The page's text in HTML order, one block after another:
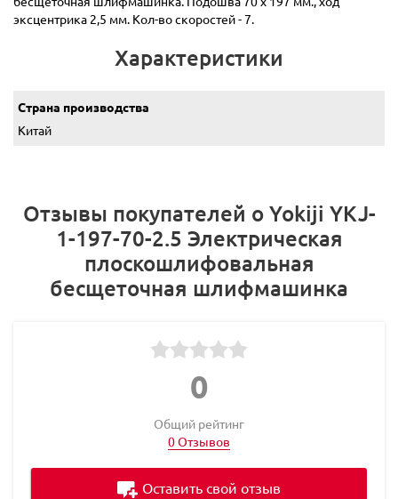
эксцентрика 2,5 мм. Кол-во скоростей - 7.
Характеристики
Страна производства
Китай
Отзывы покупателей о Yokiji YKJ-
1-197-70-2.5 Электрическая
плоскошлифовальная
бесщеточная шлифмашинка
0
Общий рейтинг
0 Отзывов
Оставить свой отзыв